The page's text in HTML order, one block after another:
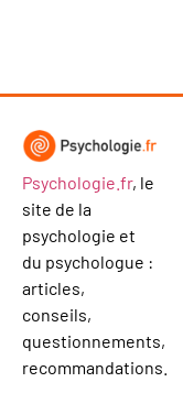
Psychologie.fr, le
site de la
psychologie et
du psychologue :
articles,
conseils,
questionnements,
recommandations.